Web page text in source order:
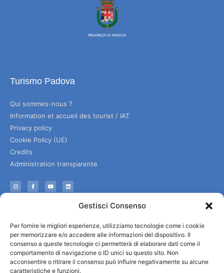
Gestisci Consenso
Per fornire le migliori esperienze, utilizziamo tecnologie come i cookie
per memorizzare e/o accedere alle informazioni del dispositivo. Il
consenso a queste tecnologie ci permetterà di elaborare dati come il
comportamento di navigazione o ID unici su questo sito. Non
acconsentire o ritirare il consenso può influire negativamente su alcune
caratteristiche e funzioni.
Turismo Padova
Qui sommes-nous ?
Information et accueil des tourist / IAT
Privacy policy
Cookie Policy (UE)
Credits
Administration transparente
Services utiles
Télécharger les brochures